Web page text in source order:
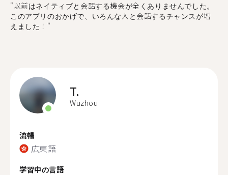
"以前はネイティブと会話する機会が全くありませんでした。
このアプリのおかげで、いろんな人と会話するチャンスが増
えました！"
T.
Wuzhou
流暢
広東語
学習中の言語